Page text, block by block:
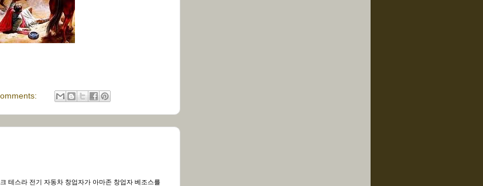
테스라 전기 자동차 창업자가 아마존 창업자 베조스를